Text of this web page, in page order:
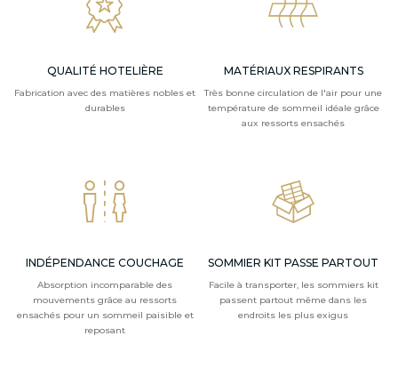
QUALITÉ HOTELIÈRE
Fabrication avec des matières nobles et
durables
MATÉRIAUX RESPIRANTS
Très bonne circulation de l'air pour une
température de sommeil idéale grâce
aux ressorts ensachés
INDÉPENDANCE COUCHAGE
Absorption incomparable des
mouvements grâce au ressorts
ensachés pour un sommeil paisible et
reposant
SOMMIER KIT PASSE PARTOUT
Facile à transporter, les sommiers kit
passent partout même dans les
endroits les plus exigus